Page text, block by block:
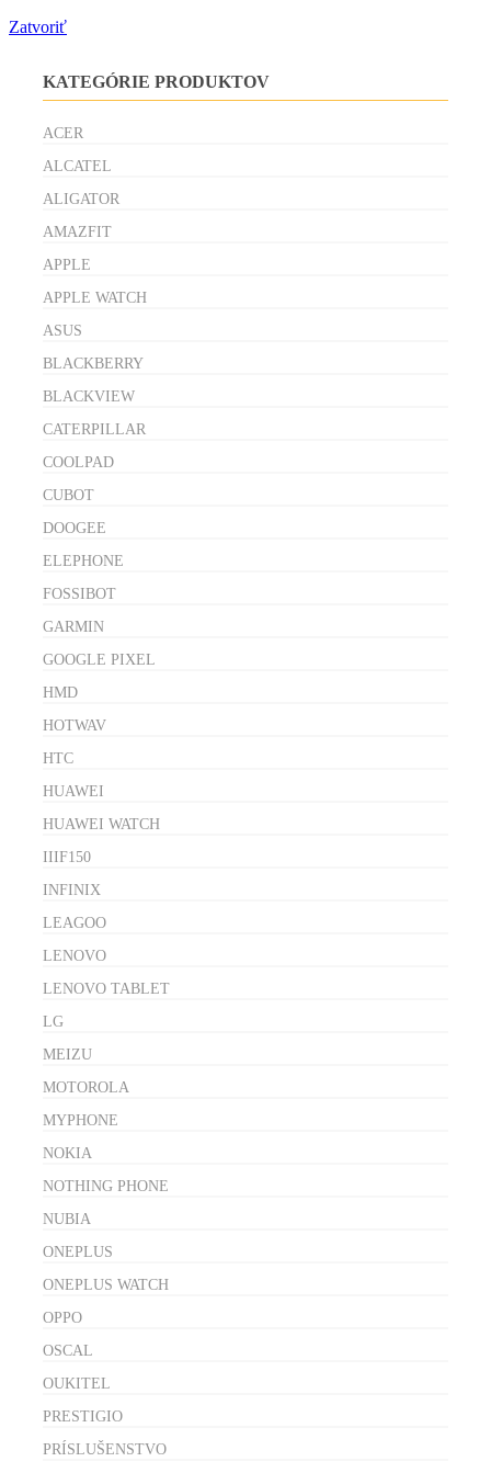
Zatvoriť
KATEGÓRIE PRODUKTOV
ACER
ALCATEL
ALIGATOR
AMAZFIT
APPLE
APPLE WATCH
ASUS
BLACKBERRY
BLACKVIEW
CATERPILLAR
COOLPAD
CUBOT
DOOGEE
ELEPHONE
FOSSIBOT
GARMIN
GOOGLE PIXEL
HMD
HOTWAV
HTC
HUAWEI
HUAWEI WATCH
IIIF150
INFINIX
LEAGOO
LENOVO
LENOVO TABLET
LG
MEIZU
MOTOROLA
MYPHONE
NOKIA
NOTHING PHONE
NUBIA
ONEPLUS
ONEPLUS WATCH
OPPO
OSCAL
OUKITEL
PRESTIGIO
PRÍSLUŠENSTVO